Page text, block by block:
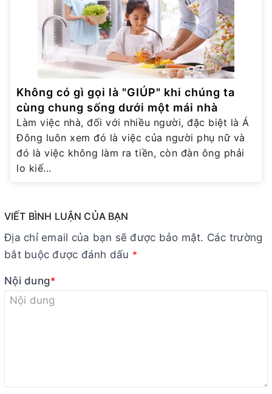
Không có gì gọi là "GIÚP" khi chúng ta
cùng chung sống dưới một mái nhà
Làm việc nhà, đối với nhiều người, đặc biệt là Á
Đông luôn xem đó là việc của người phụ nữ và
đó là việc không làm ra tiền, còn đàn ông phải
lo kiế...
VIẾT BÌNH LUẬN CỦA BẠN
Địa chỉ email của bạn sẽ được bảo mật. Các trường
bắt buộc được đánh dấu *
Nội dung*